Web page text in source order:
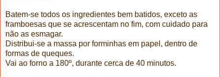
Batem-se todos os ingredientes bem batidos, exceto as
framboesas que se acrescentam no fim, com cuidado para
não as esmagar.
Distribui-se a massa por forminhas em papel, dentro de
formas de queques.
Vai ao forno a 180º, durante cerca de 40 minutos.